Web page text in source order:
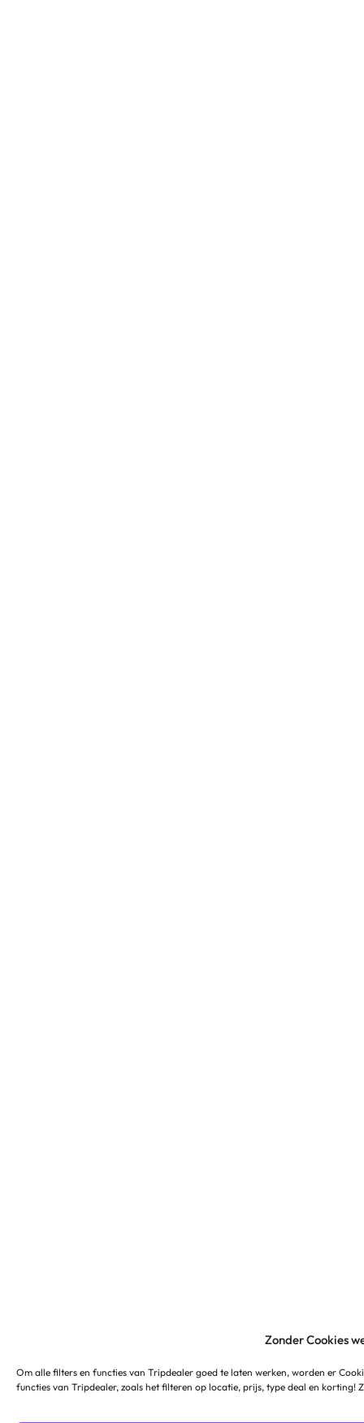
Zonder Cookies
Om alle filters en functies van Tripdealer goed te laten werken, worden er
functies van Tripdealer, zoals het filteren op locatie, prijs, type deal en